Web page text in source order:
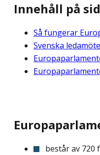
Innehåll på
Så fungerar
Svenska
består av 720